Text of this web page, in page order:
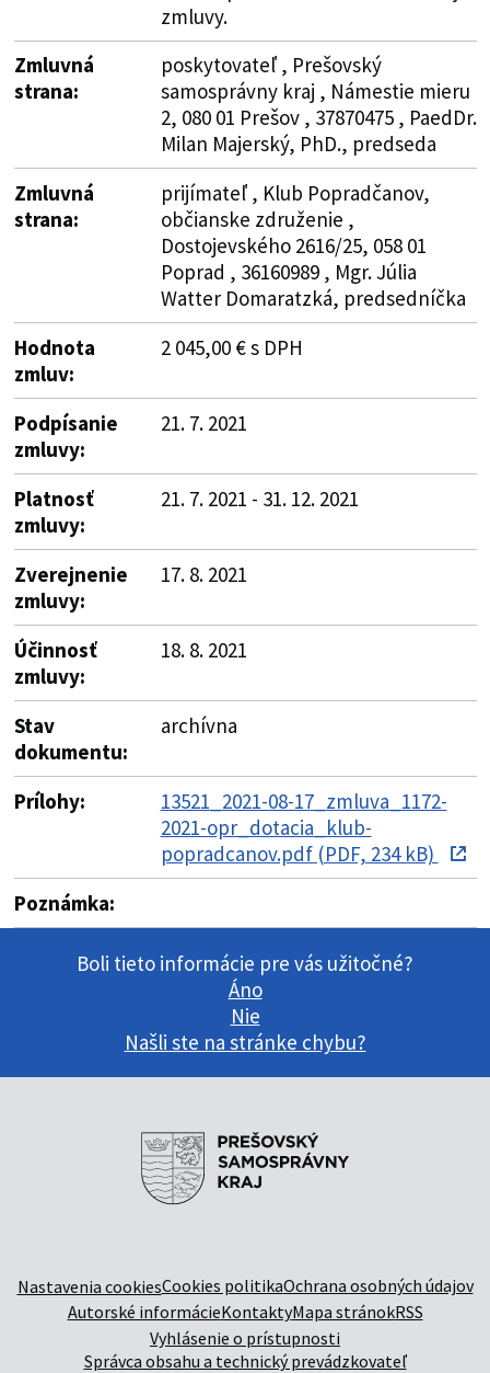
zmluvy.
Zmluvná
strana:
poskytovateľ , Prešovský
samosprávny kraj , Námestie mieru
2, 080 01 Prešov , 37870475 , PaedDr.
Milan Majerský, PhD., predseda
Zmluvná
strana:
prijímateľ , Klub Popradčanov,
občianske združenie ,
Dostojevského 2616/25, 058 01
Poprad , 36160989 , Mgr. Júlia
Watter Domaratzká, predsedníčka
Hodnota
zmluv:
2 045,00 € s DPH
Podpísanie
zmluvy:
21. 7. 2021
Platnosť
zmluvy:
21. 7. 2021 - 31. 12. 2021
Zverejnenie
zmluvy:
17. 8. 2021
Účinnosť
zmluvy:
18. 8. 2021
Stav
dokumentu:
archívna
Prílohy:
13521_2021-08-17_zmluva_1172-
2021-opr_dotacia_klub-
popradcanov.pdf (PDF, 234 kB)
Poznámka:
Boli tieto informácie pre vás užitočné?
Áno
Nie
Našli ste na stránke chybu?
Nastavenia cookiesCookies politikaOchrana osobných údajov
Autorské informácieKontaktyMapa stránokRSS
Vyhlásenie o prístupnosti
Správca obsahu a technický prevádzkovateľ